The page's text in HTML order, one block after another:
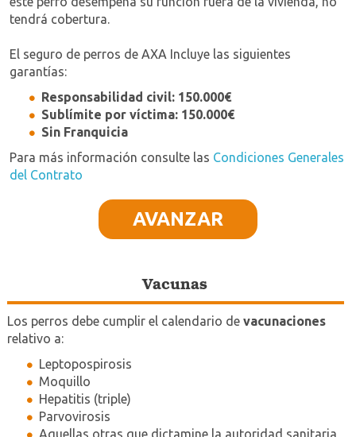
tendrá cobertura.
El seguro de perros de AXA Incluye las siguientes
garantías:
Responsabilidad civil: 150.000€
Sublímite por víctima: 150.000€
Sin Franquicia
Para más información consulte las Condiciones Generales
del Contrato
AVANZAR
Vacunas
Los perros debe cumplir el calendario de vacunaciones
relativo a:
Leptopospirosis
Moquillo
Hepatitis (triple)
Parvovirosis
Aquellas otras que dictamine la autoridad sanitaria